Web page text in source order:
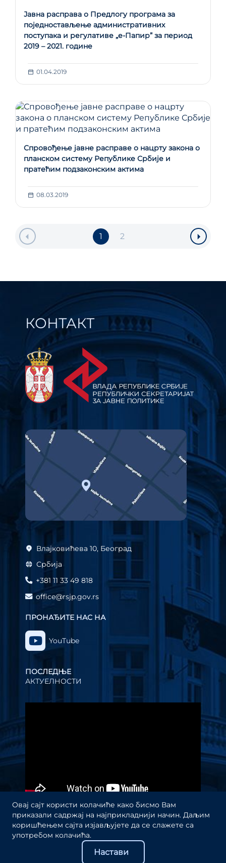
Јавна расправа о Предлогу програма за
поједностављење административних
поступака и регулативе „е-Папир” за период
2019 – 2021. године
01.04.2019
Спровођење јавне расправе о нацрту закона о
планском систему Републике Србије и
пратећим подзаконским актима
08.03.2019
1 2
КОНТАКТ
Влајковићева 10, Београд
Србија
+381 11 33 49 818
office@rsjp.gov.rs
ПРОНАЂИТЕ НАС НА
YouTube
ПОСЛЕДЊЕ
АКТУЕЛНОСТИ
видео
Овај сајт користи колачиће како бисмо Вам
приказали садржај на најприкладнији начин. Даљим
коришћењем сајта изјављујете да се слажете са
употребом колачића.
Настави